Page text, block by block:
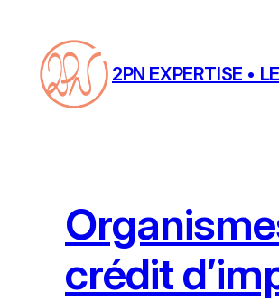
contenu
2PN EXPERTISE •
crédit